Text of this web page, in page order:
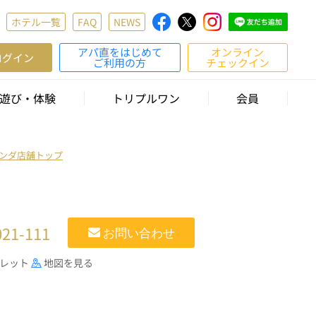
ホテル一覧 FAQ NEWS
イン アパ直をはじめて
ご利用の方
オンライン
チェックイン
遊び・体験 トリプルワン 会員
ダ店舗トップ
111 お問い合わせ
ット 地図を見る